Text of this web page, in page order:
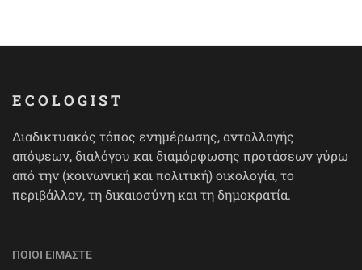
ECOLOGIST
Διαδικτυακός τόπος ενημέρωσης, ανταλλαγής
απόψεων, διαλόγου και διαμόρφωσης προτάσεων γύρω
από την (κοινωνική και πολιτική) οικολογία, το
περιβάλλον, τη δικαιοσύνη και τη δημοκρατία.
ΠΟΙΟΙ ΕΊΜΑΣΤΕ